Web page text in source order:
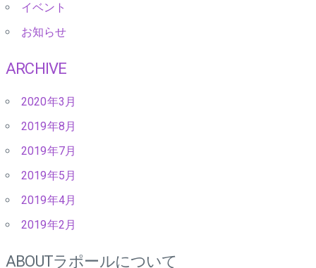
イベント
お知らせ
ARCHIVE
2020年3月
2019年8月
2019年7月
2019年5月
2019年4月
2019年2月
ABOUTラポールについて